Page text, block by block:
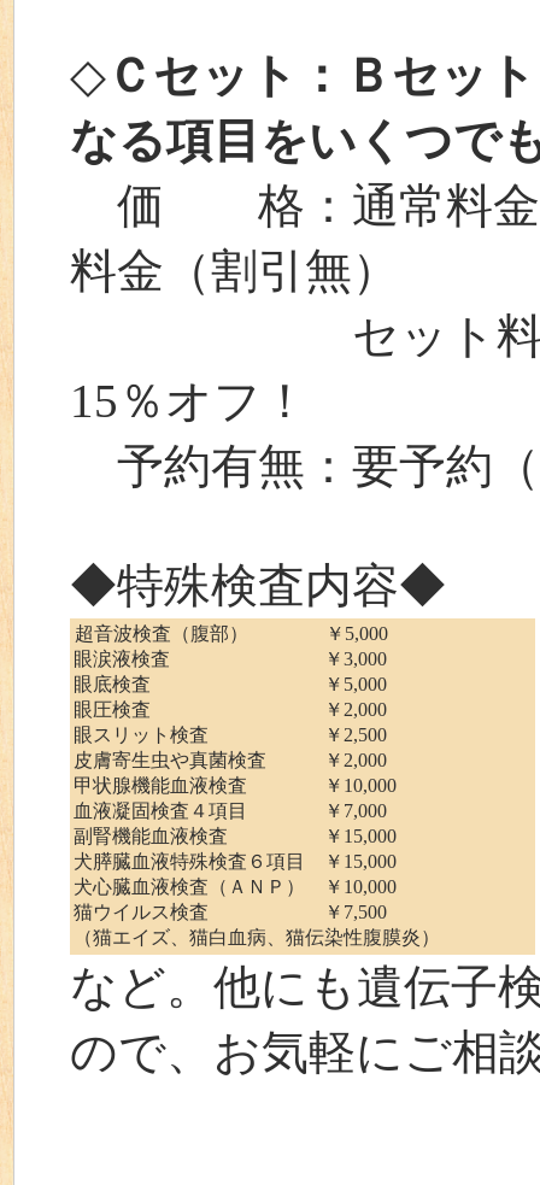
◇ Ｃセット：Ｂセッ
なる項目をいくつで
価 格：通常料金⇒
料金（割引無）
セット料金⇒ご
15％オフ！
予約有無：要予約
◆特殊検査内容◆
超音波検査（腹部） ￥5,000
眼涙液検査 ￥3,000
眼底検査 ￥5,000
眼圧検査 ￥2,000
眼スリット検査 ￥2,500
皮膚寄生虫や真菌検査 ￥2,000
甲状腺機能血液検査 ￥10,000
血液凝固検査４項目 ￥7,000
副腎機能血液検査 ￥15,000
犬膵臓血液特殊検査６項目 ￥15,000
犬心臓血液検査（ＡＮＰ） ￥10,000
猫ウイルス検査 ￥7,500
（猫エイズ、猫白血病、猫伝染性腹膜炎）
など。他にも遺伝子
ので、お気軽にご相